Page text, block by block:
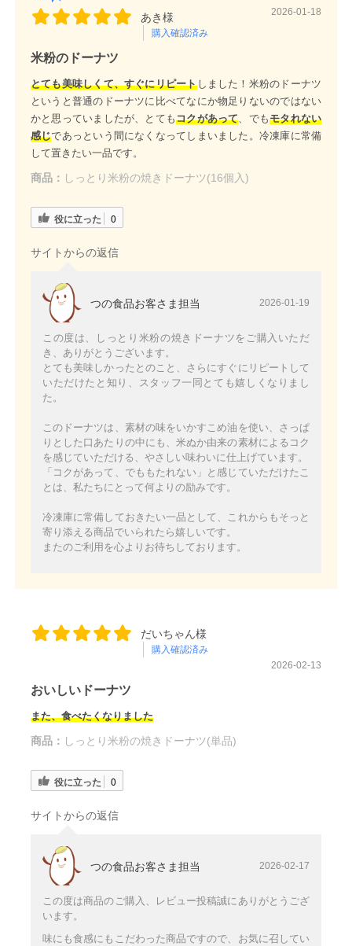
あき様
購入確認済み
2026-01-18
米粉のドーナツ
とても美味しくて、すぐにリピートしました！米粉のドーナツ
というと普通のドーナツに比べてなにか物足りないのではない
かと思っていましたが、とてもコクがあって 、でもモタれない
感じであっという間になくなってしまいました。冷凍庫に常備
して置きたい一品です。
商品： しっとり米粉の焼きドーナツ(16個入)
役に立った 0
サイトからの返信
つの食品お客さま担当 2026-01-19
この度は、しっとり米粉の焼きドーナツをご購入いただ
き、ありがとうございます。
とても美味しかったとのこと、さらにすぐにリピートして
いただけたと知り、スタッフ一同とても嬉しくなりまし
た。
このドーナツは、素材の味をいかすこめ油を使い、さっぱ
りとした口あたりの中にも、米ぬか由来の素材によるコク
を感じていただける、やさしい味わいに仕上げています。
「コクがあって、でももたれない」と感じていただけたこ
とは、私たちにとって何よりの励みです。
冷凍庫に常備しておきたい一品として、これからもそっと
寄り添える商品でいられたら嬉しいです。
またのご利用を心よりお待ちしております。
だいちゃん様
購入確認済み
2026-02-13
おいしいドーナツ
また、食べたくなりました
商品： しっとり米粉の焼きドーナツ(単品)
役に立った 0
サイトからの返信
つの食品お客さま担当 2026-02-17
この度は商品のご購入、レビュー投稿誠にありがとうござ
います。
味にも食感にもこだわった商品ですので、お気に召してい